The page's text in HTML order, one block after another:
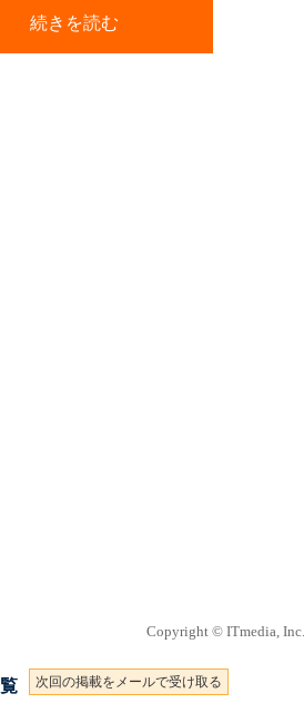
続きを読む
Copyright © ITmedia,
次回の掲載をメールで受け取る